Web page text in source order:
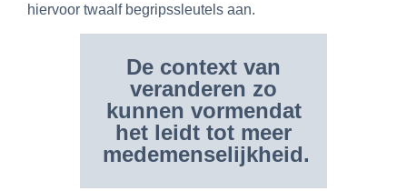
hiervoor twaalf begripssleutels aan.
De context van
veranderen zo
kunnen vormendat
het leidt tot meer
medemenselijkheid.